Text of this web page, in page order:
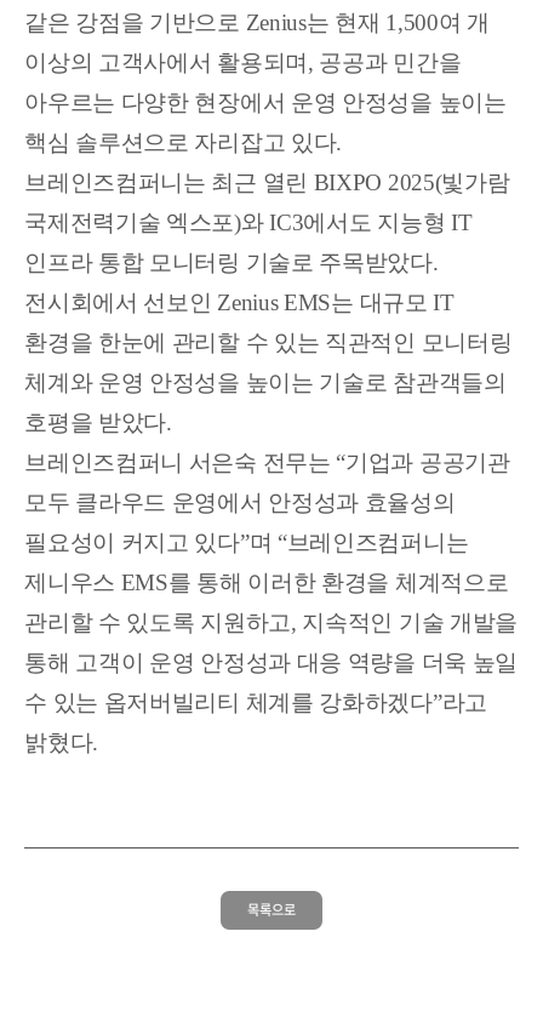
같은 강점을 기반으로 Zenius는 현재 1,500여 개
이상의 고객사에서 활용되며, 공공과 민간을
아우르는 다양한 현장에서 운영 안정성을 높이는
핵심 솔루션으로 자리잡고 있다.
브레인즈컴퍼니는 최근 열린 BIXPO 2025(빛가람
국제전력기술 엑스포)와 IC3에서도 지능형 IT
인프라 통합 모니터링 기술로 주목받았다.
전시회에서 선보인 Zenius EMS는 대규모 IT
환경을 한눈에 관리할 수 있는 직관적인 모니터링
체계와 운영 안정성을 높이는 기술로 참관객들의
호평을 받았다.
브레인즈컴퍼니 서은숙 전무는 “기업과 공공기관
모두 클라우드 운영에서 안정성과 효율성의
필요성이 커지고 있다”며 “브레인즈컴퍼니는
제니우스 EMS를 통해 이러한 환경을 체계적으로
관리할 수 있도록 지원하고, 지속적인 기술 개발을
통해 고객이 운영 안정성과 대응 역량을 더욱 높일
수 있는 옵저버빌리티 체계를 강화하겠다”라고
밝혔다.
목록으로